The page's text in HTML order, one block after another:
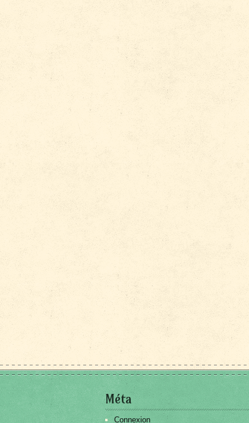
Méta
Connexion